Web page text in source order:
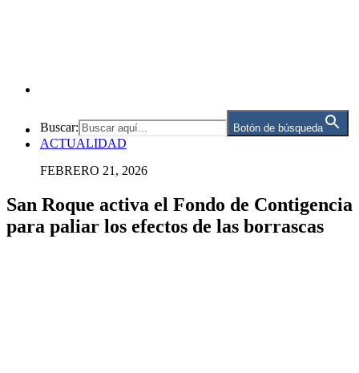
Buscar: Botón de búsqueda
ACTUALIDAD
FEBRERO 21, 2026
San Roque activa el Fondo de Contigencia
para paliar los efectos de las borrascas